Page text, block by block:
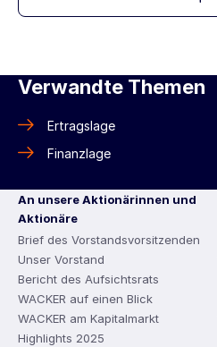
Verwandte Themen
Ertragslage
Finanzlage
An unsere Aktionärinnen und
Aktionäre
Brief des Vorstandsvorsitzenden
Unser Vorstand
Bericht des Aufsichtsrats
WACKER auf einen Blick
WACKER am Kapitalmarkt
Highlights 2025